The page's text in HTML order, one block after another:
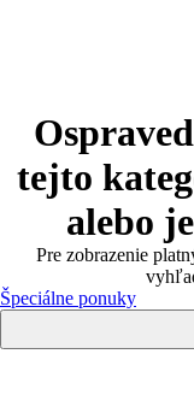
tejto
alebo
Pre zobrazenie
Špeciálne ponuky